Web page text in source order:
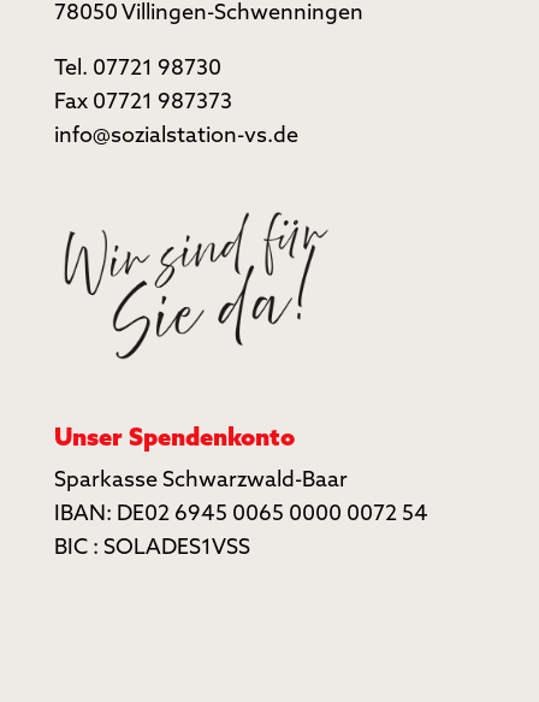
78050 Villingen-Schwenningen
Tel. 07721 98730
Fax 07721 987373
info@sozialstation-vs.de
Unser Spendenkonto
Sparkasse Schwarzwald-Baar
IBAN: DE02 6945 0065 0000 0072 54
BIC : SOLADES1VSS